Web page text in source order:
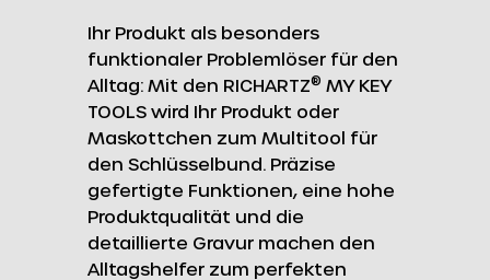
Ihr Produkt als besonders
funktionaler Problemlöser für den
Alltag: Mit den RICHARTZ® MY KEY
TOOLS wird Ihr Produkt oder
Maskottchen zum Multitool für
den Schlüsselbund. Präzise
gefertigte Funktionen, eine hohe
Produktqualität und die
detaillierte Gravur machen den
Alltagshelfer zum perfekten